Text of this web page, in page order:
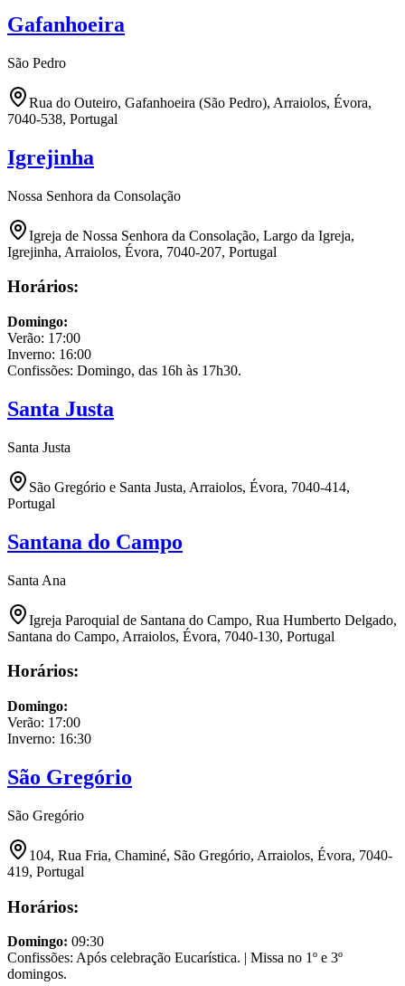
Gafanhoeira
São Pedro
Rua do Outeiro, Gafanhoeira (São Pedro), Arraiolos, Évora,
7040-538, Portugal
Igrejinha
Nossa Senhora da Consolação
Igreja de Nossa Senhora da Consolação, Largo da Igreja,
Igrejinha, Arraiolos, Évora, 7040-207, Portugal
Horários:
Domingo:
Verão: 17:00
Inverno: 16:00
Confissões: Domingo, das 16h às 17h30.
Santa Justa
Santa Justa
São Gregório e Santa Justa, Arraiolos, Évora, 7040-414,
Portugal
Santana do Campo
Santa Ana
Igreja Paroquial de Santana do Campo, Rua Humberto Delgado,
Santana do Campo, Arraiolos, Évora, 7040-130, Portugal
Horários:
Domingo:
Verão: 17:00
Inverno: 16:30
São Gregório
São Gregório
104, Rua Fria, Chaminé, São Gregório, Arraiolos, Évora, 7040-
419, Portugal
Horários:
Domingo: 09:30
Confissões: Após celebração Eucarística. | Missa no 1º e 3º
domingos.